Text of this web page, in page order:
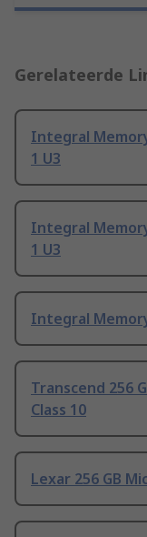
Gerelateerde
Integral Memory
1 U3
Integral Memory
1 U3
Integral Memory
Transcend 256
Class 10
Lexar 256 GB